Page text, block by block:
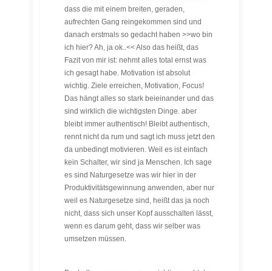
dass die mit einem breiten, geraden,
aufrechten Gang reingekommen sind und
danach erstmals so gedacht haben >>wo bin
ich hier? Ah, ja ok..<< Also das heißt, das
Fazit von mir ist: nehmt alles total ernst was
ich gesagt habe. Motivation ist absolut
wichtig. Ziele erreichen, Motivation, Focus!
Das hängt alles so stark beieinander und das
sind wirklich die wichtigsten Dinge. aber
bleibt immer authentisch! Bleibt authentisch,
rennt nicht da rum und sagt ich muss jetzt den
da unbedingt motivieren. Weil es ist einfach
kein Schalter, wir sind ja Menschen. Ich sage
es sind Naturgesetze was wir hier in der
Produktivitätsgewinnung anwenden, aber nur
weil es Naturgesetze sind, heißt das ja noch
nicht, dass sich unser Kopf ausschalten lässt,
wenn es darum geht, dass wir selber was
umsetzen müssen.